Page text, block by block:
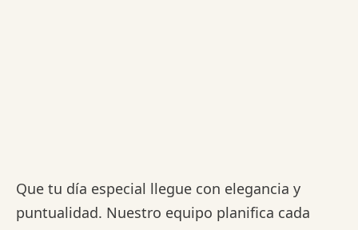
Que tu día especial llegue con elegancia y
puntualidad. Nuestro equipo planifica cada